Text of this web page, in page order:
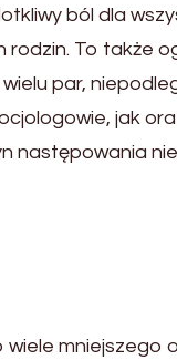
ból dla
rodzin. To także
par,
jak
następowania
wiele mniejszego